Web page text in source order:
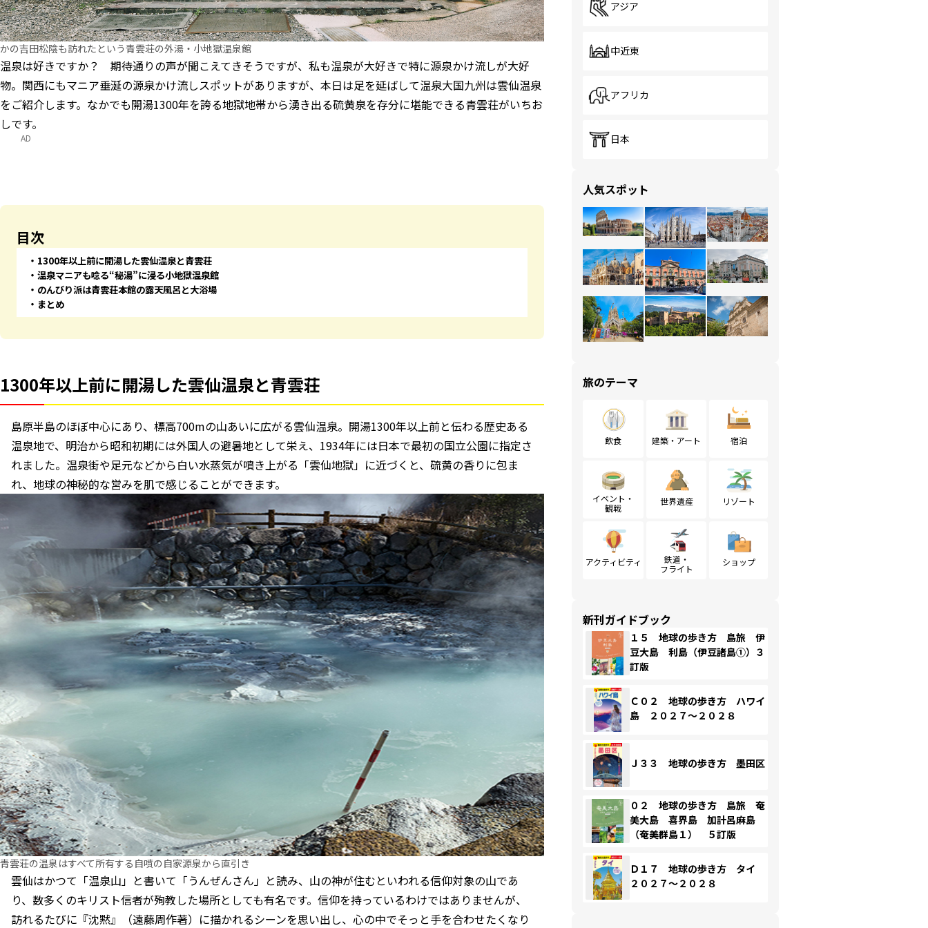
かの吉田松陰も訪れたという青雲荘の外湯・小地獄温泉館
温泉は好きですか？ 期待通りの声が聞こえてきそうですが、私も温泉が大好きで特に源泉かけ流しが大好
物。関西にもマニア垂涎の源泉かけ流しスポットがありますが、本日は足を延ばして温泉大国九州は雲仙温泉
をご紹介します。なかでも開湯1300年を誇る地獄地帯から湧き出る硫黄泉を存分に堪能できる青雲荘がいちお
しです。
AD
目次
1300年以上前に開湯した雲仙温泉と青雲荘
温泉マニアも唸る“秘湯”に浸る小地獄温泉館
のんびり派は青雲荘本館の露天風呂と大浴場
まとめ
1300年以上前に開湯した雲仙温泉と青雲荘
島原半島のほぼ中心にあり、標高700mの山あいに広がる雲仙温泉。開湯1300年以上前と伝わる歴史ある
温泉地で、明治から昭和初期には外国人の避暑地として栄え、1934年には日本で最初の国立公園に指定さ
れました。温泉街や足元などから白い水蒸気が噴き上がる「雲仙地獄」に近づくと、硫黄の香りに包ま
れ、地球の神秘的な営みを肌で感じることができます。
青雲荘の温泉はすべて所有する自噴の自家源泉から直引き
雲仙はかつて「温泉山」と書いて「うんぜんさん」と読み、山の神が住むといわれる信仰対象の山であ
り、数多くのキリスト信者が殉教した場所としても有名です。信仰を持っているわけではありませんが、
訪れるたびに『沈黙』（遠藤周作著）に描かれるシーンを思い出し、心の中でそっと手を合わせたくなり
アジア
中近東
アフリカ
日本
人気スポット
旅のテーマ
飲食 建築・アート 宿泊
イベント・
観戦
世界遺産 リゾート
アクティビティ
鉄道・
フライト
ショップ
新刊ガイドブック
１５ 地球の歩き方 島旅 伊
豆大島 利島（伊豆諸島①）３
訂版
Ｃ０２ 地球の歩き方 ハワイ
島 ２０２７～２０２８
Ｊ３３ 地球の歩き方 墨田区
０２ 地球の歩き方 島旅 奄
美大島 喜界島 加計呂麻島
（奄美群島１） ５訂版
Ｄ１７ 地球の歩き方 タイ
２０２７～２０２８